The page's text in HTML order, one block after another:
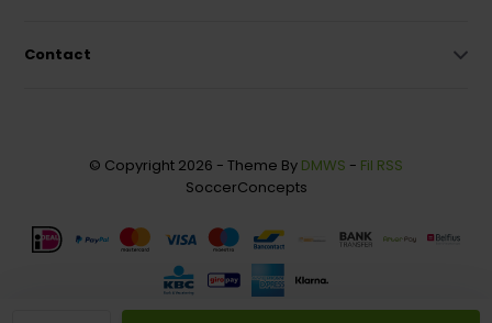
Contact
© Copyright 2026 - Theme By DMWS - Fil RSS
SoccerConcepts